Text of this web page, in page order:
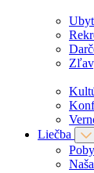
Liečba